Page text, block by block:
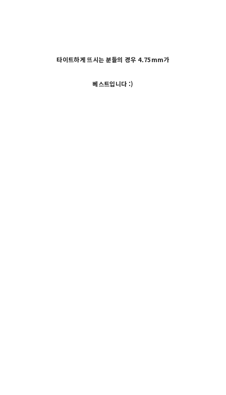
타이트하게 뜨시는 분들의 경우 4.75mm가
베스트입니다 :)